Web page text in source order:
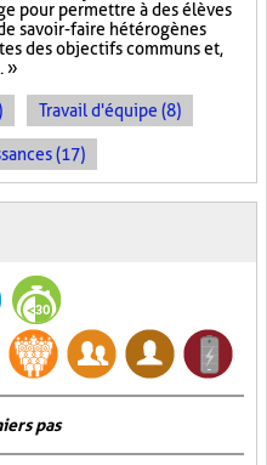
pour permettre à des élèves
savoir-faire hétérogènes
des objectifs communs et,
»
Travail d'équipe (8)
(17)
pas